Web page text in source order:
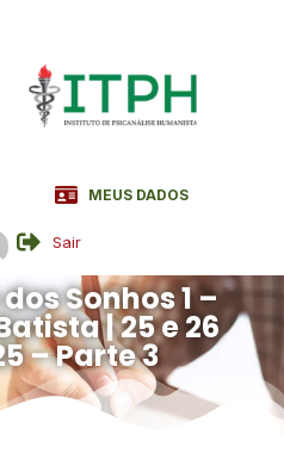
MEUS DADOS
Sair
Sonhos 1 –
| 25 e 26
– Parte 3